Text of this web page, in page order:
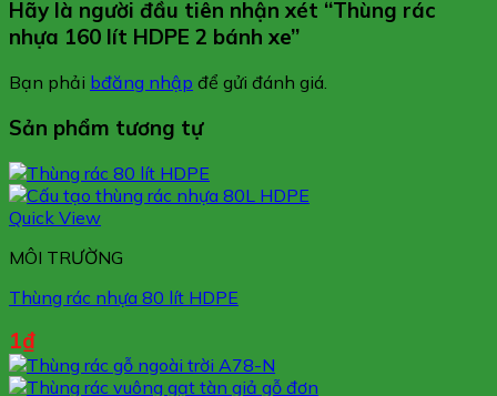
Hãy là người đầu tiên nhận xét “Thùng rác
nhựa 160 lít HDPE 2 bánh xe”
Bạn phải bđăng nhập để gửi đánh giá.
Sản phẩm tương tự
Quick View
MÔI TRƯỜNG
Thùng rác nhựa 80 lít HDPE
1₫